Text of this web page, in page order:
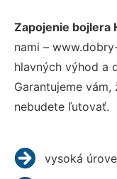
Zapojenie bojlera
nami –
hlavných výhod a
Garantujeme
nebudete ľutovať.
vysoká